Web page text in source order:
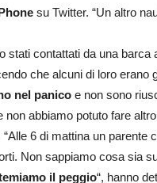
su Twitter. “Un altro
stati contattati da una barca
che alcuni di loro erano
nel panico e non sono
abbiamo potuto fare
6 di mattina un
Non sappiamo cosa sia
il peggio“, hanno